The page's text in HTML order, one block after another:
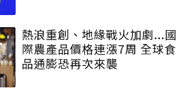
熱浪重創、地緣戰火加劇...國
際農產品價格連漲7周 全球食
品通膨恐再次來襲